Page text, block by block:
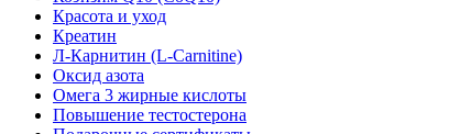
Красота и уход
Креатин
Л-Карнитин (L-Сarnitine)
Оксид азота
Омега 3 жирные кислоты
Повышение тестостерона